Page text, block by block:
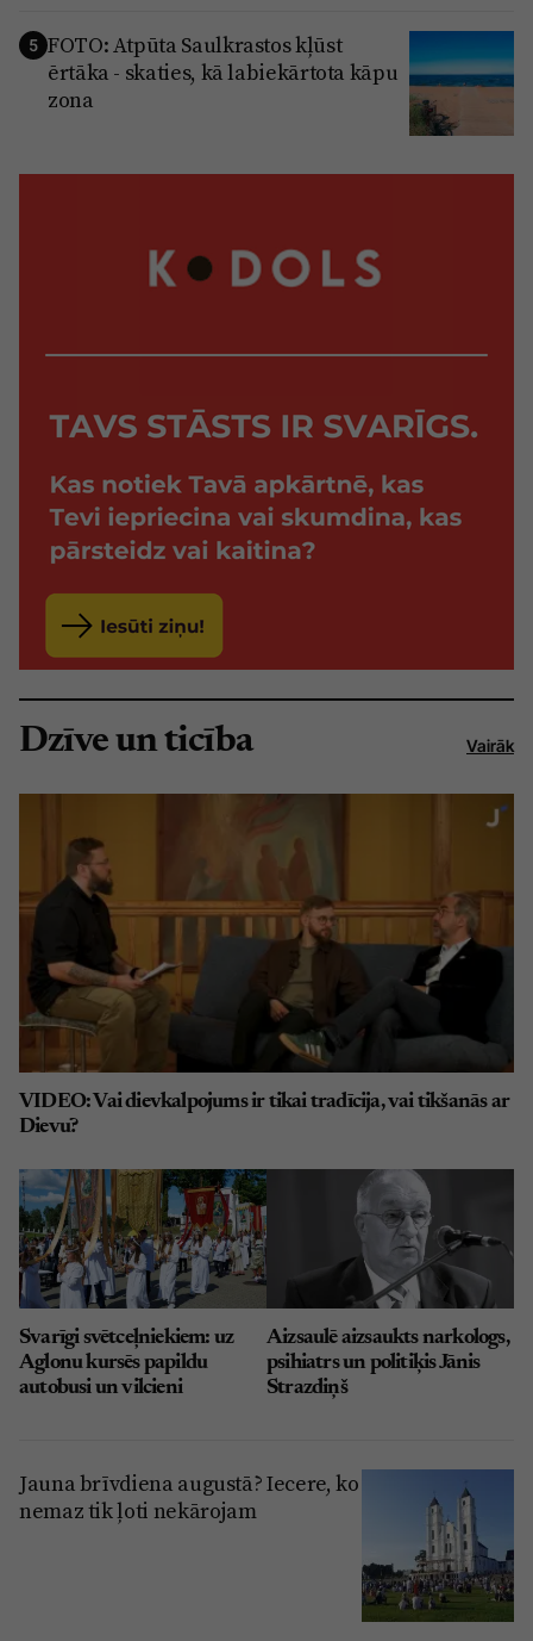
5 FOTO: Atpūta Saulkrastos kļūst
ērtāka - skaties, kā labiekārtota kāpu
zona
Dzīve un ticība Vairāk
VIDEO: Vai dievkalpojums ir tikai tradīcija, vai tikšanās ar
Dievu?
Svarīgi svētceļniekiem: uz
Aglonu kursēs papildu
autobusi un vilcieni
Aizsaulē aizsaukts narkologs,
psihiatrs un politiķis Jānis
Strazdiņš
Jauna brīvdiena augustā? Iecere, ko
nemaz tik ļoti nekārojam